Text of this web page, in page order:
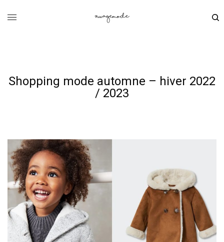
Shopping mode automne – hiver 2022
/ 2023